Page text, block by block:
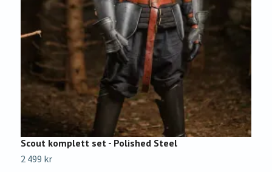
Scout komplett set - Polished Steel
2 499 kr